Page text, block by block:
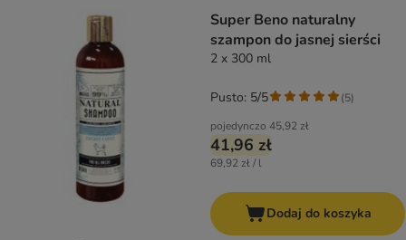
Super Beno naturalny
szampon do jasnej sierści
2 x 300 ml
pojedynczo 45,92 zł
41,96 zł
69,92 zł / l
Pusto: 5/5 (5)
Dodaj do koszyka